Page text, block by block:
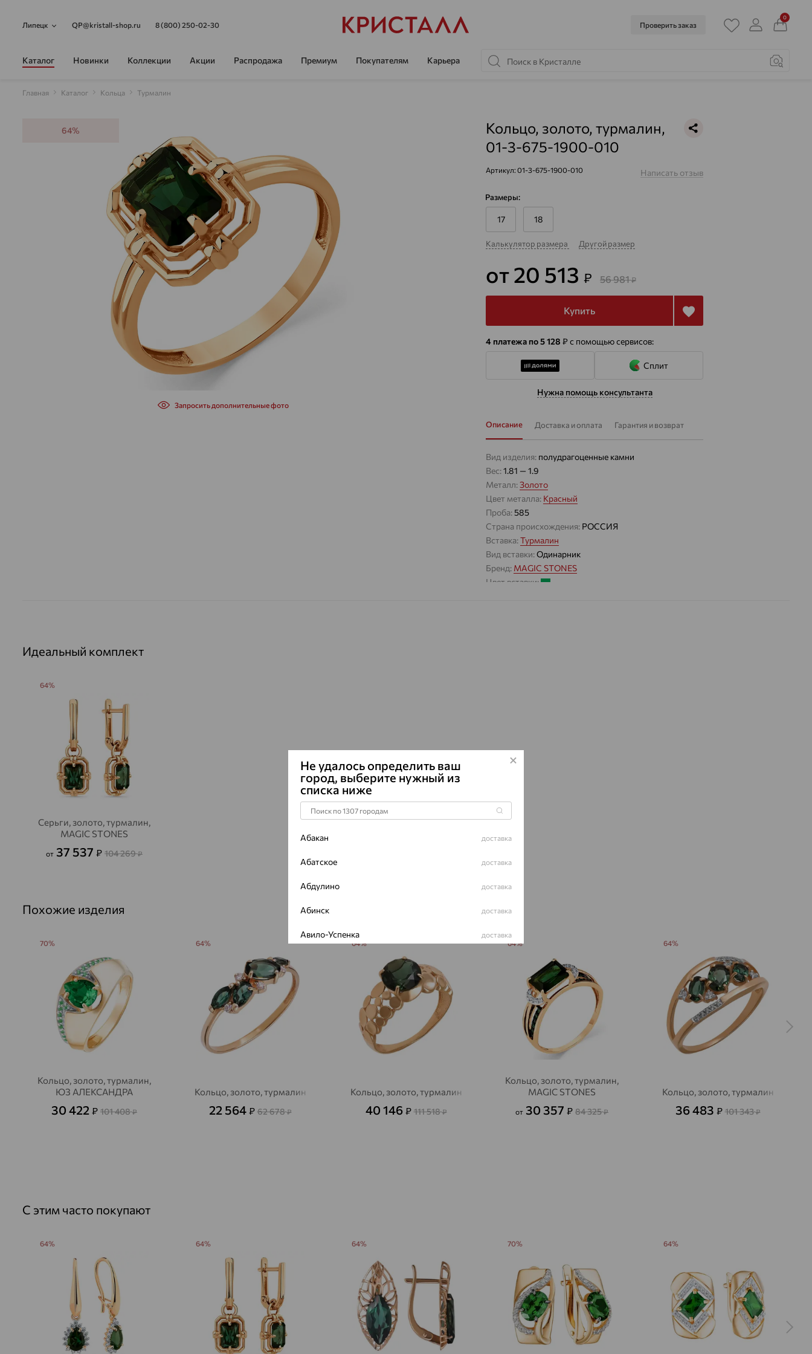
Липецк QP@kristall-shop.ru 8 (800) 250-02-30 Проверить заказ
0
Каталог Новинки Коллекции Акции Распродажа Премиум Покупателям Карьера
Главная Каталог Кольца Турмалин
64%
Запросить дополнительные фото
Кольцо, золото, турмалин,
01-3-675-1900-010
Артикул: 01-3-675-1900-010 Написать отзыв
Размеры:
17 18
Калькулятор размера Другой размер
от 20 513 ₽ 56 981₽
Купить
4 платежа по 5 128 ₽с помощью сервисов:
Сплит
Нужна помощь консультанта
Описание Доставка и оплата Гарантия и возврат
Вид изделия: полудрагоценные камни
Вес:1.81 — 1.9
Металл:Золото
Цвет металла: Красный
Проба:585
Страна происхождения: РОССИЯ
Вставка:Турмалин
Вид вставки:Одинарник
Бренд: MAGIC STONES
Цвет вставки:
Идеальный комплект
Серьги, золото, турмалин,
MAGIC STONES
от 37 537 ₽ 104 269₽
64%
Похожие изделия
Кольцо, золото, турмалин,
ЮЗ АЛЕКСАНДРА
30 422 ₽ 101 408₽
70%
Кольцо, золото, турмалин
22 564 ₽ 62 678₽
64%
Кольцо, золото, турмалин
40 146 ₽ 111 518₽
64%
Кольцо, золото, турмалин,
MAGIC STONES
от 30 357 ₽ 84 325₽
64%
Кольцо, золото, турмалин
36 483 ₽ 101 343₽
64%
С этим часто покупают
64% 64% 64% 70% 64%
Не удалось определить ваш
город, выберите нужный из
списка ниже
Абакан доставка
Абатское доставка
Абдулино доставка
Абинск доставка
Авило-Успенка доставка
доставка
доставка